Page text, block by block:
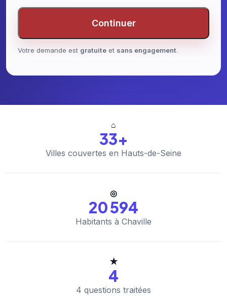
Continuer
Votre demande est gratuite et sans engagement.
⌂
33+
Villes couvertes en Hauts-de-Seine
◎
20 594
Habitants à Chaville
★
4
4 questions traitées